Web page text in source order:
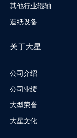
其他行业辊轴
造纸设备
关于大星
公司介绍
公司业绩
大型荣誉
大星文化